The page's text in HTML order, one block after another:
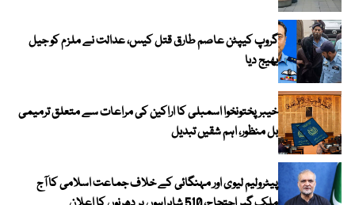
گروپ کیپٹن عاصم طارق قتل کیس، عدالت نے ملزم کو جیل
بھیج دیا
خیبرپختونخوا اسمبلی کا اراکین کی مراعات سے متعلق ترمیمی
بل منظور، اہم شقیں تبدیل
پیٹرولیم لیوی اور مہنگائی کے خلاف جماعت اسلامی کا آج